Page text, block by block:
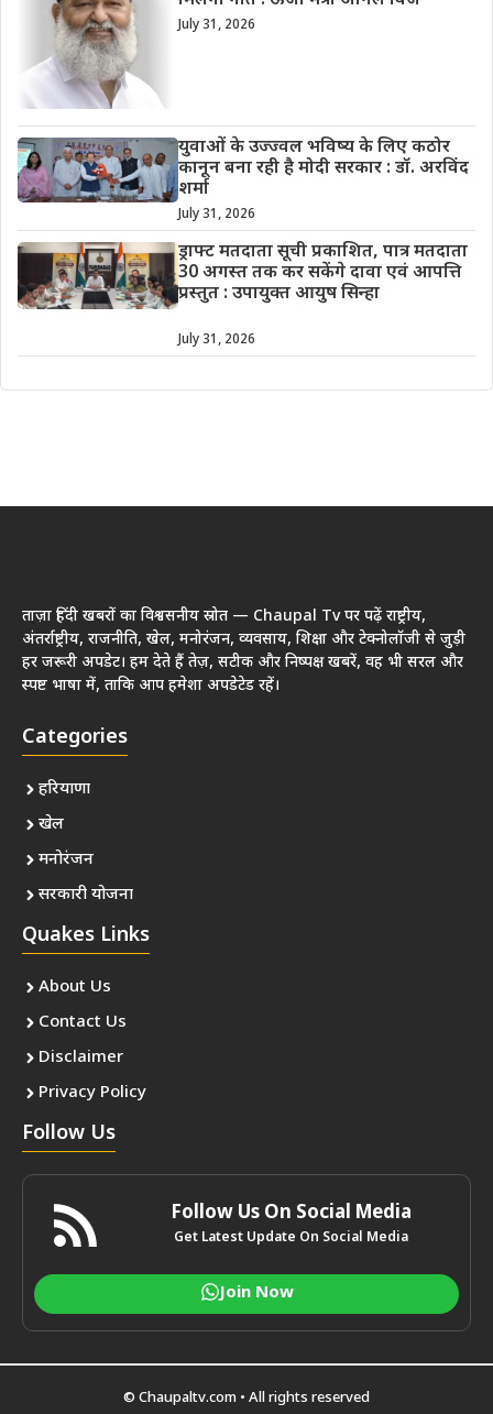
July 31, 2026
युवाओं के उज्ज्वल भविष्य के लिए कठोर
कानून बना रही है मोदी सरकार : डॉ. अरविंद
शर्मा
July 31, 2026
ड्राफ्ट मतदाता सूची प्रकाशित, पात्र मतदाता
30 अगस्त तक कर सकेंगे दावा एवं आपत्ति
प्रस्तुत : उपायुक्त आयुष सिन्हा
July 31, 2026
ताज़ा हिंदी खबरों का विश्वसनीय स्रोत — Chaupal Tv पर पढ़ें राष्ट्रीय,
अंतर्राष्ट्रीय, राजनीति, खेल, मनोरंजन, व्यवसाय, शिक्षा और टेक्नोलॉजी से जुड़ी
हर जरूरी अपडेट। हम देते हैं तेज़, सटीक और निष्पक्ष खबरें, वह भी सरल और
स्पष्ट भाषा में, ताकि आप हमेशा अपडेटेड रहें।
Categories
हरियाणा
खेल
मनोरंजन
सरकारी योजना
Quakes Links
About Us
Contact Us
Disclaimer
Privacy Policy
Follow Us
Follow Us On Social Media
Get Latest Update On Social Media
Join Now
© Chaupaltv.com • All rights reserved